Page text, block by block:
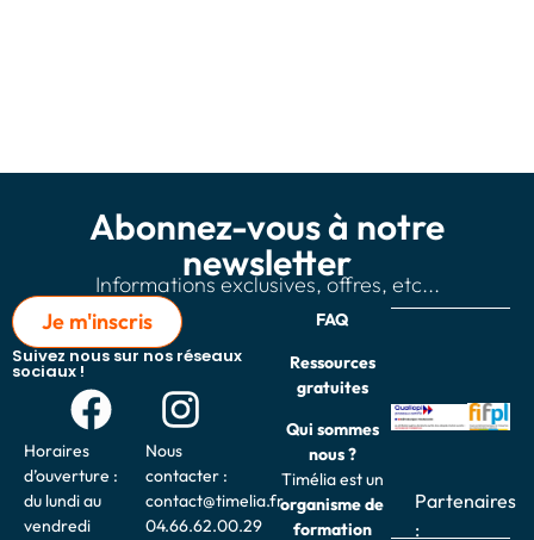
Abonnez-vous à notre
newsletter
Informations exclusives, offres, etc...
Je m'inscris
Suivez nous sur nos réseaux
sociaux !
Horaires
d’ouverture :
du lundi au
vendredi
Nous
contacter :
contact@timelia.fr
04.66.62.00.29
FAQ
Ressources
gratuites
Qui sommes
nous ?
Timélia est un
organisme de
formation
Partenaires
: